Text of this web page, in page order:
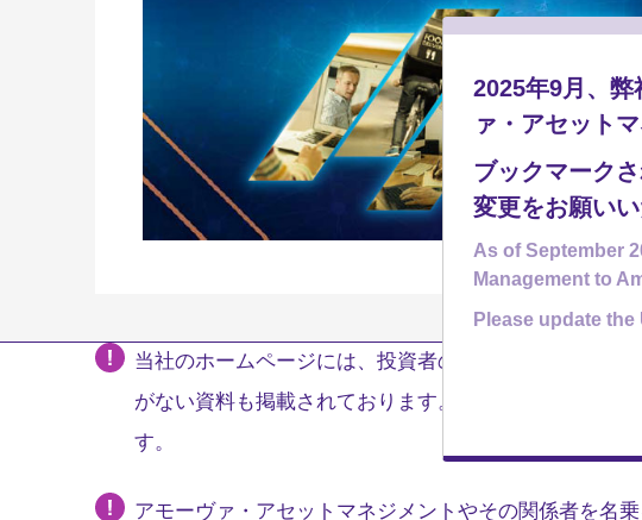
当社のホームページには、投資者の皆様への情報提供
がない資料も掲載されております。販売会社の皆様は
す。
アモーヴァ・アセットマネジメントやその関係者を名
2025年9月、
ァ・アセット
ブックマーク
変更をお願いい
As of September
Management to
Please update